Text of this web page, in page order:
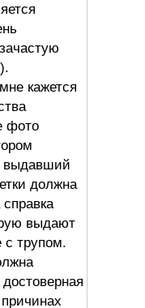
кажется
фото
выдавший
должна
выдают
с трупом.